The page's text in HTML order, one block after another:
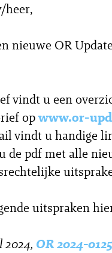
heer,
nieuwe OR
vindt u een
opwww.or-
vindt u handige
de pdf met alle
uitspraken
2024, OR 2024-0125